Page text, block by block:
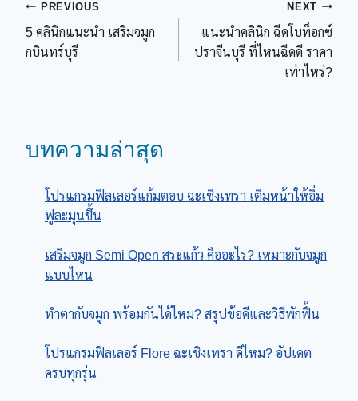
Post
navigation
PREVIOUS
5 คลินิกแนะนำ เสริมจมูก
กบินทร์บุรี
NEXT
แนะนำคลินิก ฉีดโบท็อกซ์
ปราจีนบุรี ที่ไหนฉีดดี ราคา
เท่าไหร่?
บทความล่าสุด
โปรแกรมฟิลเลอร์แก้มตอบ ฉะเชิงเทรา เติมหน้าให้อิ่ม
ฟูละมุนขึ้น
เสริมจมูก Semi Open สระแก้ว คืออะไร? เหมาะกับจมูก
แบบไหน
ทําตากับจมูก พร้อมกันได้ไหม? สรุปข้อดีและวิธีพักฟื้น
โปรแกรมฟิลเลอร์ Flore ฉะเชิงเทรา ดีไหม? อัปเดต
ครบทุกรุ่น